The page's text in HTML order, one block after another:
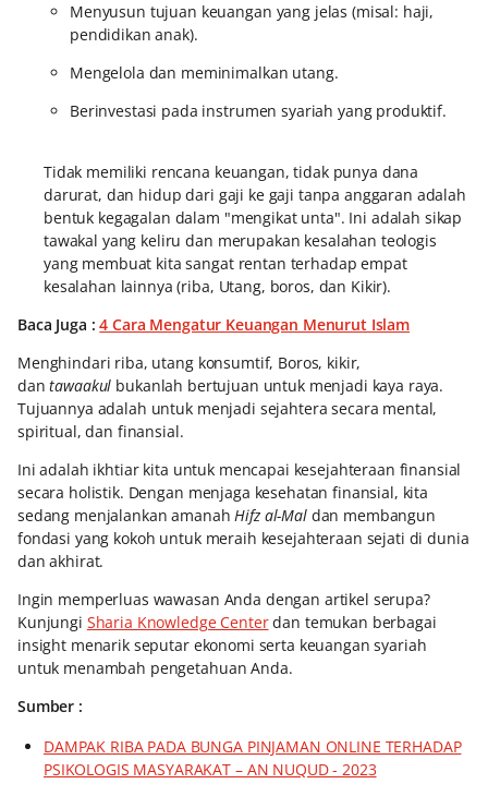
Menyusun tujuan keuangan yang jelas (misal: haji,
pendidikan anak).
Mengelola dan meminimalkan utang.
Berinvestasi pada instrumen syariah yang produktif.
Tidak memiliki rencana keuangan, tidak punya dana
darurat, dan hidup dari gaji ke gaji tanpa anggaran adalah
bentuk kegagalan dalam "mengikat unta". Ini adalah sikap
tawakal yang keliru dan merupakan kesalahan teologis
yang membuat kita sangat rentan terhadap empat
kesalahan lainnya (riba, Utang, boros, dan Kikir).
Baca Juga :4 Cara Mengatur Keuangan Menurut Islam
Menghindari riba, utang konsumtif, Boros, kikir,
dantawaakul bukanlah bertujuan untuk menjadi kaya raya.
Tujuannya adalah untuk menjadi sejahtera secara mental,
spiritual, dan finansial.
Ini adalah ikhtiar kita untuk mencapai kesejahteraan finansial
secara holistik. Dengan menjaga kesehatan finansial, kita
sedang menjalankan amanahHifz al-Maldan membangun
fondasi yang kokoh untuk meraih kesejahteraan sejati di dunia
dan akhirat.
Ingin memperluas wawasan Anda dengan artikel serupa?
Kunjungi Sharia Knowledge Centerdan temukan berbagai
insight menarik seputar ekonomi serta keuangan syariah
untuk menambah pengetahuan Anda.
Sumber :
DAMPAK RIBA PADA BUNGA PINJAMAN ONLINE TERHADAP
PSIKOLOGIS MASYARAKAT – AN NUQUD - 2023